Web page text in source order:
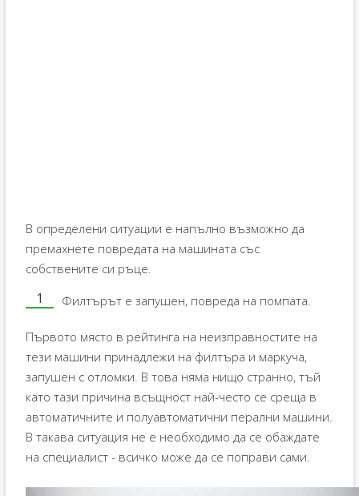
В определени ситуации е напълно възможно да
премахнете повредата на машината със
собствените си ръце.
Филтърът е запушен, повреда на помпата.
Първото място в рейтинга на неизправностите на
тези машини принадлежи на филтъра и маркуча,
запушен с отломки. В това няма нищо странно, тъй
като тази причина всъщност най-често се среща в
автоматичните и полуавтоматични перални машини.
В такава ситуация не е необходимо да се обаждате
на специалист - всичко може да се поправи сами.